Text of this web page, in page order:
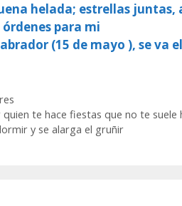
helada; estrellas
órdenes para mi
(15 de mayo ), se va
te hace fiestas que no te suele
y se alarga el gruñir